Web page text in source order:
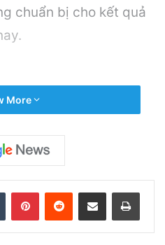
chuẩn bị cho kết quả
Chặt Quản Lý Người Dùng Mạng
Diện ‘Phản Động’ Theo Quan
Sản Việt Nam
Nam bị tố cáo tấn công tình dục
vụ tại New Zealand trước chuyến
More
Tumblr PinterestReddit Share via Email Print